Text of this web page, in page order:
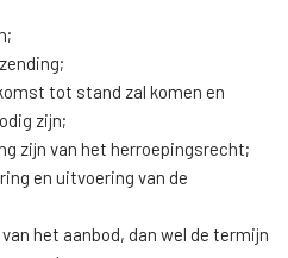
tot stand zal komen en
zijn;
zijn van het herroepingsrecht;
en uitvoering van de
het aanbod, dan wel de termijn